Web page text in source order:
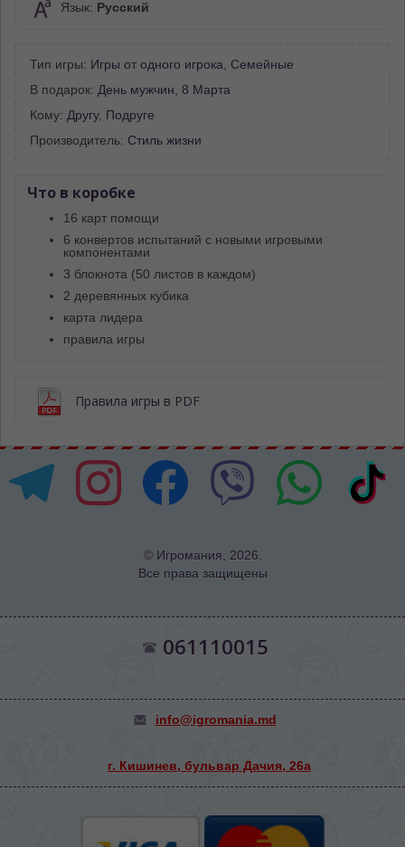
Язык: Русский
Тип игры: Игры от одного игрока, Семейные
В подарок: День мужчин, 8 Марта
Кому: Другу, Подруге
Производитель: Стиль жизни
Что в коробке
16 карт помощи
6 конвертов испытаний с новыми игровыми
компонентами
3 блокнота (50 листов в каждом)
2 деревянных кубика
карта лидера
правила игры
Правила игры в PDF
© Игромания, 2026.
Все права защищены
061110015
info@igromania.md
г. Кишинев, бульвар Дачия, 26а